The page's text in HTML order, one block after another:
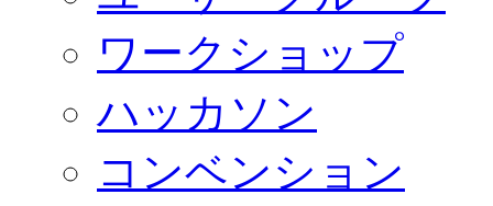
ワークショップ
ハッカソン
コンベンション